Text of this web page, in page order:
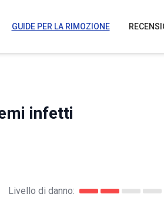
GUIDE PER LA RIMOZIONE
infetti
Livello di danno: